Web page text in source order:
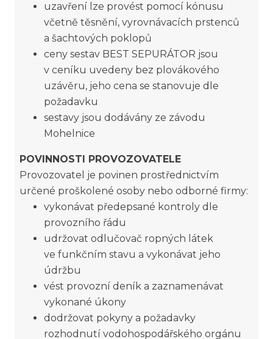
uzavření lze provést pomocí kónusu
včetně těsnění, vyrovnávacích prstenců
a šachtových poklopů
ceny sestav BEST SEPURÁTOR jsou
v ceníku uvedeny bez plovákového
uzávěru, jeho cena se stanovuje dle
požadavku
sestavy jsou dodávány ze závodu
Mohelnice
POVINNOSTI PROVOZOVATELE
Provozovatel je povinen prostřednictvím
určené proškolené osoby nebo odborné firmy:
vykonávat předepsané kontroly dle
provozního řádu
udržovat odlučovač ropných látek
ve funkčním stavu a vykonávat jeho
údržbu
vést provozní deník a zaznamenávat
vykonané úkony
dodržovat pokyny a požadavky
rozhodnutí vodohospodářského orgánu